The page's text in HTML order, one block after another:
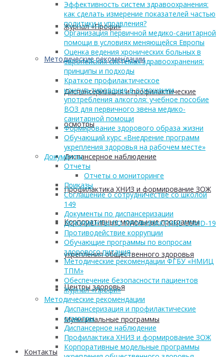
Журнал «Профи»
Методические рекомендации
Диспансеризация и профилактические
осмотры
Диспансерное наблюдение
Профилактика ХНИЗ и формирование ЗОЖ
Корпоративные модельные программы
укрепления общественного здоровья
Центры здоровья
Муниципальные программы
Контакты
Эффективность систем здравоохранения:
как сделать измерение показателей частью
политики и управления?
Организация первичной медико-санитарной
помощи в условиях меняющейся Европы
Оценка ведения хронических больных в
европейских системах здравоохранения:
принципы и подходы
Краткое профилактическое
консультирование в отношении
употребления алкоголя: учебное пособие
ВОЗ для первичного звена медико-
санитарной помощи
Формирование здорового образа жизни
Обучающий курс «Внедрение программ
укрепления здоровья на рабочем месте»
Документы
Отчеты
Отчеты о мониторинге
Приказы
Соглашение о сотрудничестве со школой
149
Документы по диспансеризации
ДОКУМЕНТЫ ПО ПРОФИЛАКТИКЕ COVID-19
Противодействие коррупции
Обучающие программы по вопросам
здорового питания
Методические рекомендации ФГБУ «НМИЦ
ТПМ»
Обеспечение безопасности пациентов
Журнал «Профи»
Методические рекомендации
Диспансеризация и профилактические
осмотры
Диспансерное наблюдение
Профилактика ХНИЗ и формирование ЗОЖ
Корпоративные модельные программы